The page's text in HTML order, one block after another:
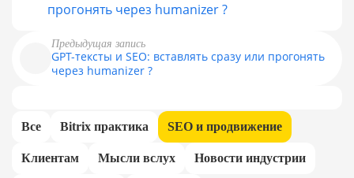
прогонять через humanizer ?
Предыдущая запись
GPT-тексты и SEO: вставлять сразу или прогонять
через humanizer ?
Все Bitrix практика SEO и продвижение
Клиентам Мысли вслух Новости индустрии